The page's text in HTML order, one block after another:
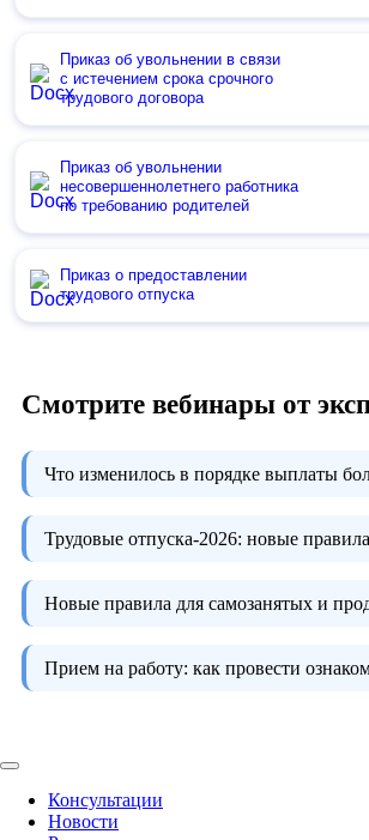
Приказ об увольнении в связи
с истечением срока срочного
трудового договора
Приказ об увольнении
несовершеннолетнего работника
по требованию родителей
Приказ о предоставлении
трудового отпуска
Смотрите вебинары от
Что изменилось в порядке выплаты
Трудовые отпуска-2026: новые
Новые правила для самозанятых и
Прием на работу: как провести
Консультации
Новости